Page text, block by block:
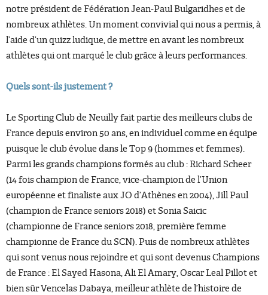
notre président de Fédération Jean-Paul Bulgaridhes et de
nombreux athlètes. Un moment convivial qui nous a permis, à
l’aide d’un quizz ludique, de mettre en avant les nombreux
athlètes qui ont marqué le club grâce à leurs performances.
Quels sont-ils justement ?
Le Sporting Club de Neuilly fait partie des meilleurs clubs de
France depuis environ 50 ans, en individuel comme en équipe
puisque le club évolue dans le Top 9 (hommes et femmes).
Parmi les grands champions formés au club : Richard Scheer
(14 fois champion de France, vice-champion de l’Union
européenne et finaliste aux JO d’Athènes en 2004), Jill Paul
(champion de France seniors 2018) et Sonia Saicic
(championne de France seniors 2018, première femme
championne de France du SCN). Puis de nombreux athlètes
qui sont venus nous rejoindre et qui sont devenus Champions
de France : El Sayed Hasona, Ali El Amary, Oscar Leal Pillot et
bien sûr Vencelas Dabaya, meilleur athlète de l’histoire de